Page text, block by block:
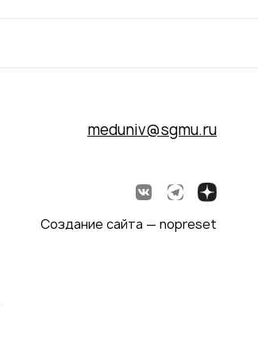
meduniv@sgmu.ru
Создание сайта — nopreset